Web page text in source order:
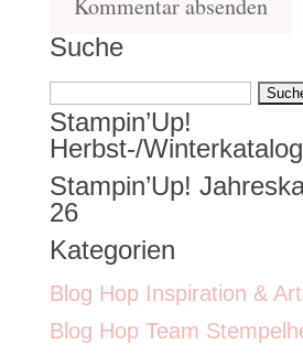
Suche
Suchen
nach:
Stampin’Up!
Herbst-/Winterkatalog
Stampin’Up!
26
Kategorien
Blog Hop Inspiration & Art
Blog Hop Team